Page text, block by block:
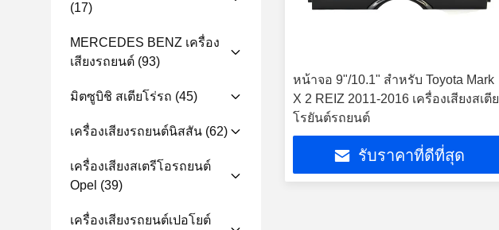
(17)
MERCEDES BENZ เครื่อง
เสียงรถยนต์ (93)
มิตซูบิชิ สเตียโร่รถ (45)
เครื่องเสียงรถยนต์นิสสัน (62)
เครื่องเสียงสเตรีโอรถยนต์
Opel (39)
เครื่องเสียงรถยนต์เปอโยต์
หน้าจอ 9"/10.1" สําหรับ Toyota Mark
X 2 REIZ 2011-2016 เครื่องเสียงสเตีย
โรยันต์รถยนต์
รับราคาที่ดีที่สุด